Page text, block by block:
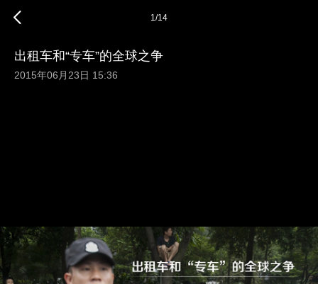
1/14
出租车和“专车”的全球之争
2015年06月23日 15:36